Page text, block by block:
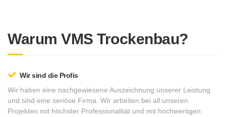
Warum VMS Trockenbau?
Wir sind die Profis
Wir haben eine nachgewiesene Auszeichnung unserer Leistung
und sind eine seriöse Firma. Wir arbeiten bei all unseren
Projekten mit höchster Professionalität und mit hochwertigen